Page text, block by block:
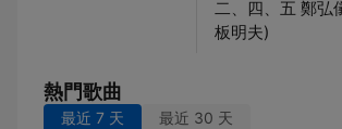
二、四、五 鄭弘
板明夫)
熱門歌曲
最近 7 天 最近 30 天